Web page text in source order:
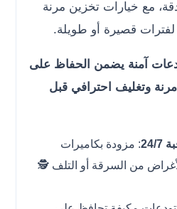
مع خيارات تخزين مرنة
قصيرة أو طويلة.
آمنة يضمن الحفاظ على
وتغليف احترافي قبل
7
: مزودة بكاميرات
من السرقة أو التلف 🕵